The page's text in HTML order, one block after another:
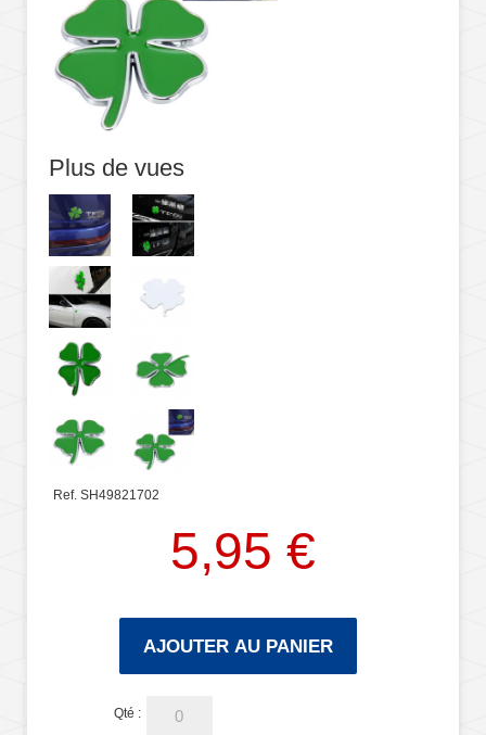
Plus de vues
Ref. SH49821702
5,95 €
AJOUTER AU PANIER
Qté :